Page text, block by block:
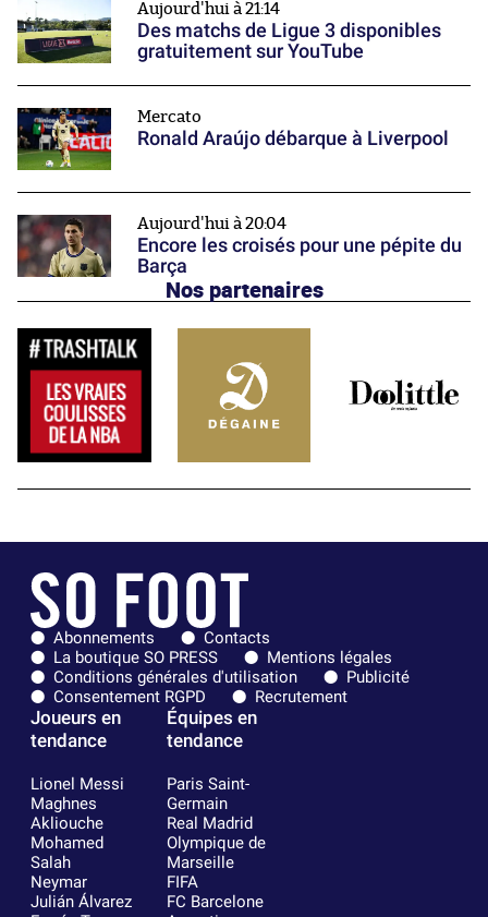
Aujourd'hui à 21:14
Des matchs de Ligue 3 disponibles
gratuitement sur YouTube
Mercato
Ronald Araújo débarque à Liverpool
Aujourd'hui à 20:04
Encore les croisés pour une pépite du
Barça
Nos partenaires
Abonnements
Contacts
La boutique SO PRESS
Mentions légales
Conditions générales d'utilisation
Publicité
Consentement RGPD
Recrutement
Joueurs en
tendance
Lionel Messi
Maghnes
Akliouche
Mohamed
Salah
Neymar
Julián Álvarez
Équipes en
tendance
Paris Saint-
Germain
Real Madrid
Olympique de
Marseille
FIFA
FC Barcelone